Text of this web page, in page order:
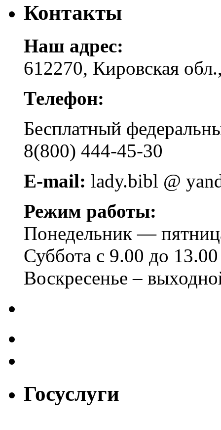
Контакты
Наш адрес:
612270, Кировская
Телефон:
Бесплатный
8(800) 444-45-30
E-mail: lady.bibl @
Режим работы:
Понедельник —
Суббота с 9.00 до 13.00
Воскресенье –
Госуслуги